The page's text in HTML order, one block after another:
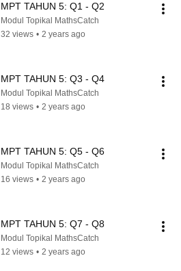
MPT TAHUN 5: Q1 - Q2
Modul Topikal MathsCatch
32 views • 2 years ago
MPT TAHUN 5: Q3 - Q4
Modul Topikal MathsCatch
18 views • 2 years ago
MPT TAHUN 5: Q5 - Q6
Modul Topikal MathsCatch
16 views • 2 years ago
MPT TAHUN 5: Q7 - Q8
Modul Topikal MathsCatch
12 views • 2 years ago